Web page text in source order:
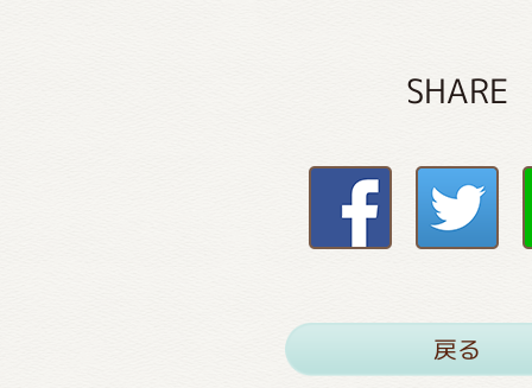
SHARE
戻る